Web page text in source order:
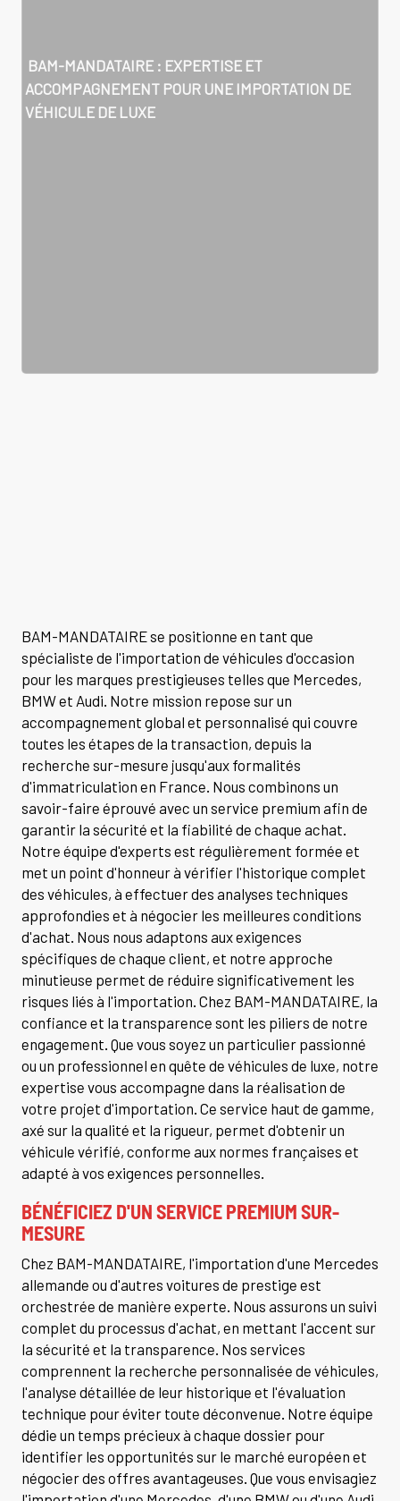
BAM-MANDATAIRE : EXPERTISE ET
ACCOMPAGNEMENT POUR UNE IMPORTATION DE
VÉHICULE DE LUXE
BAM-MANDATAIRE se positionne en tant que
spécialiste de l'importation de véhicules d'occasion
pour les marques prestigieuses telles que Mercedes,
BMW et Audi. Notre mission repose sur un
accompagnement global et personnalisé qui couvre
toutes les étapes de la transaction, depuis la
recherche sur-mesure jusqu'aux formalités
d'immatriculation en France. Nous combinons un
savoir-faire éprouvé avec un service premium afin de
garantir la sécurité et la fiabilité de chaque achat.
Notre équipe d'experts est régulièrement formée et
met un point d'honneur à vérifier l'historique complet
des véhicules, à effectuer des analyses techniques
approfondies et à négocier les meilleures conditions
d'achat. Nous nous adaptons aux exigences
spécifiques de chaque client, et notre approche
minutieuse permet de réduire significativement les
risques liés à l'importation. Chez BAM-MANDATAIRE, la
confiance et la transparence sont les piliers de notre
engagement. Que vous soyez un particulier passionné
ou un professionnel en quête de véhicules de luxe, notre
expertise vous accompagne dans la réalisation de
votre projet d'importation. Ce service haut de gamme,
axé sur la qualité et la rigueur, permet d'obtenir un
véhicule vérifié, conforme aux normes françaises et
adapté à vos exigences personnelles.
BÉNÉFICIEZ D'UN SERVICE PREMIUM SUR-
MESURE
Chez BAM-MANDATAIRE, l'importation d'une Mercedes
allemande ou d'autres voitures de prestige est
orchestrée de manière experte. Nous assurons un suivi
complet du processus d'achat, en mettant l'accent sur
la sécurité et la transparence. Nos services
comprennent la recherche personnalisée de véhicules,
l'analyse détaillée de leur historique et l'évaluation
technique pour éviter toute déconvenue. Notre équipe
dédie un temps précieux à chaque dossier pour
identifier les opportunités sur le marché européen et
négocier des offres avantageuses. Que vous envisagiez